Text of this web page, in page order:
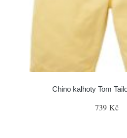
Chino kalhoty Tom
739 Kč